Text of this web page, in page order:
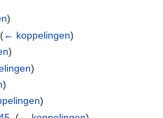
)
‎(← koppelingen)
)
)
)
)